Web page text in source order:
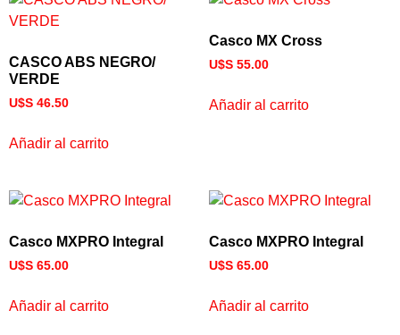
CASCO ABS NEGRO/
VERDE
U$S 46.50
Añadir al carrito
Casco MX Cross
U$S 55.00
Añadir al carrito
Casco MXPRO Integral
U$S 65.00
Añadir al carrito
Casco MXPRO Integral
U$S 65.00
Añadir al carrito